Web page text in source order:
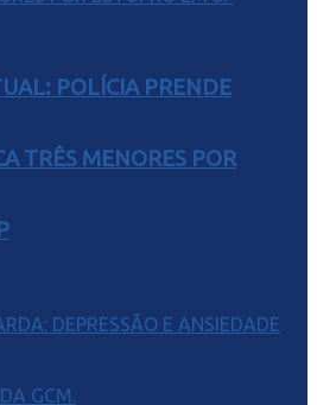
POLÍCIA PRENDE
TRÊS MENORES POR